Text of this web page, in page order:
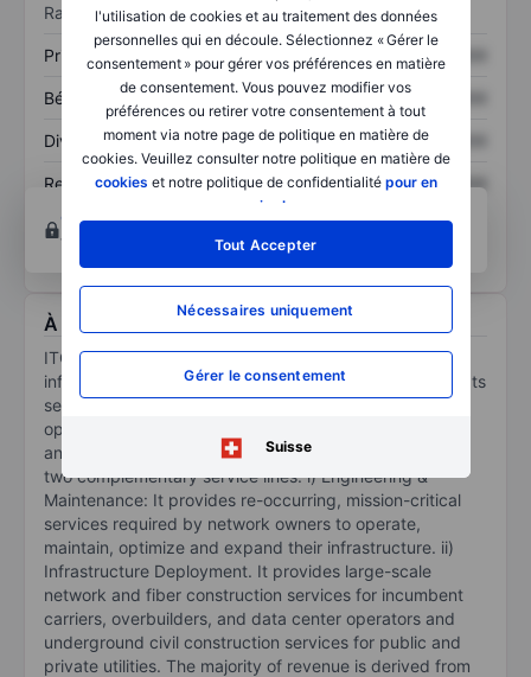
l'utilisation de cookies et au traitement des données
personnelles qui en découle. Sélectionnez « Gérer le
consentement » pour gérer vos préférences en matière
de consentement. Vous pouvez modifier vos
préférences ou retirer votre consentement à tout
moment via notre page de politique en matière de
cookies. Veuillez consulter notre politique en matière de
cookies et notre politique de confidentialité pour en
savoir plus
Tout Accepter
Nécessaires uniquement
Gérer le consentement
Suisse
Ratios
Prix / ventes XXXXXXX XXXXXXX
Bénéfice par action XXXXXXX
Dividende par action XXXXXXX XXXXXXX
Rendement des
XXXXXXX
XXXXXXX
Ouvrir un comptepour accéder à d’autres outils
techniques et d’analyse.
À propos ITG Inc
ITG Inc provides services to the digital and other utility
infrastructure industries throughout the United States. Its
services support the planning, design, construction,
operation, maintenance, and expansion of broadband
and other infrastructure networks. It operates through
two complementary service lines: i) Engineering &
Maintenance: It provides re-occurring, mission-critical
services required by network owners to operate,
maintain, optimize and expand their infrastructure. ii)
Infrastructure Deployment. It provides large-scale
network and fiber construction services for incumbent
carriers, overbuilders, and data center operators and
underground civil construction services for public and
private utilities. The majority of revenue is derived from